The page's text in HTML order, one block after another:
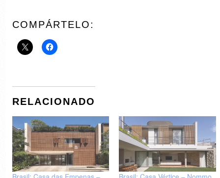
COMPÁRTELO:
RELACIONADO